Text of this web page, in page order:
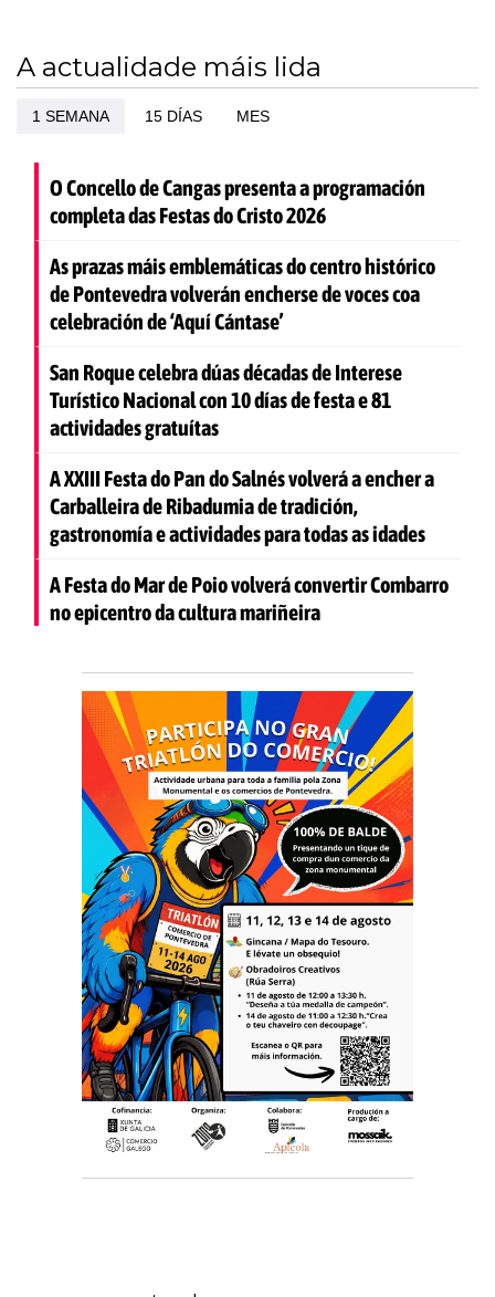
A actualidade máis lida
1 SEMANA 15 DÍAS MES
O Concello de Cangas presenta a programación
completa das Festas do Cristo 2026
As prazas máis emblemáticas do centro histórico
de Pontevedra volverán encherse de voces coa
celebración de ‘Aquí Cántase’
San Roque celebra dúas décadas de Interese
Turístico Nacional con 10 días de festa e 81
actividades gratuítas
A XXIII Festa do Pan do Salnés volverá a encher a
Carballeira de Ribadumia de tradición,
gastronomía e actividades para todas as idades
A Festa do Mar de Poio volverá convertir Combarro
no epicentro da cultura mariñeira